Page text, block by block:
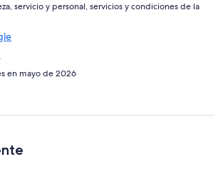
servicio y personal, servicios y condiciones de la
en mayo de 2026